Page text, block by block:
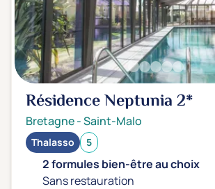
Résidence Neptunia 2*
Bretagne-Saint-Malo
Thalasso 5
2 formules bien-être au choix
Sans restauration